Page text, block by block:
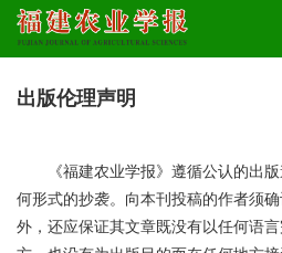
出版伦理声明
《福建农业学报》遵循公认的出
何形式的抄袭。向本刊投稿的作者须
外，还应保证其文章既没有以任何语